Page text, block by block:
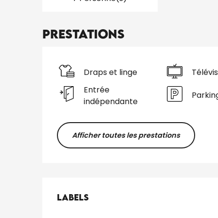
Prestations
Draps et linge
Entrée
indépendante
Afficher toutes les prestations
Offres de
Labels
Labels